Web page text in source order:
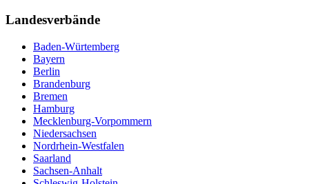
Landesverbände
Baden-Würtemberg
Bayern
Berlin
Brandenburg
Bremen
Hamburg
Mecklenburg-Vorpommern
Niedersachsen
Nordrhein-Westfalen
Saarland
Sachsen-Anhalt